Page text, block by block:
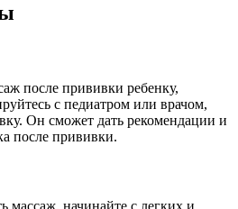
после прививки ребенку,
с педиатром или врачом,
Он сможет дать рекомендации и
после прививки.